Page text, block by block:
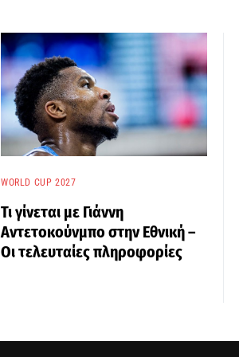
WORLD CUP 2027
Τι γίνεται με Γιάννη
Αντετοκούνμπο στην Εθνική –
Οι τελευταίες πληροφορίες